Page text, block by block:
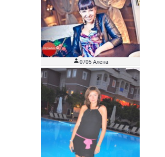
0705 Алена